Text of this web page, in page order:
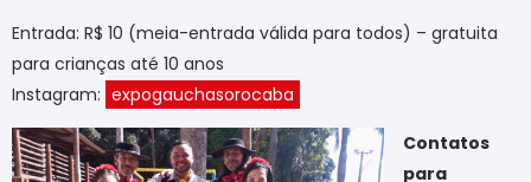
Entrada: R$ 10 (meia-entrada válida para todos) – gratuita
para crianças até 10 anos
Instagram: expogauchasorocaba
Contatos
para